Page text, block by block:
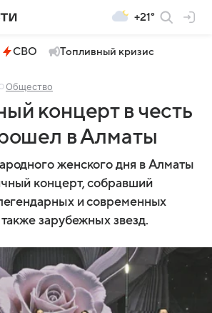
+21°
СВО Топливный кризис
Общество
концерт в честь
в Алматы
женского дня в Алматы
концерт, собравший
и современных
зарубежных звезд.